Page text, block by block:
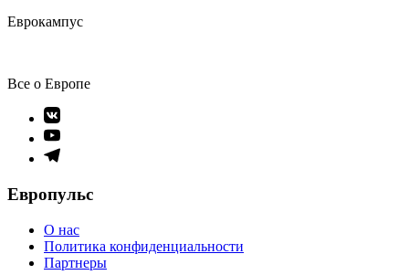
Еврокампус
Все о Европе
Элемент
меню
Элемент
меню
Элемент
Европульс
О нас
Политика конфиденциальности
Партнеры